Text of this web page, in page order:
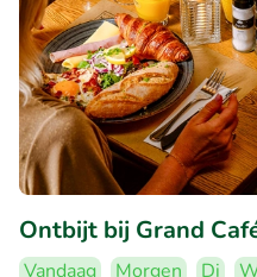
Ontbijt bij Grand
Vandaag Morgen Di